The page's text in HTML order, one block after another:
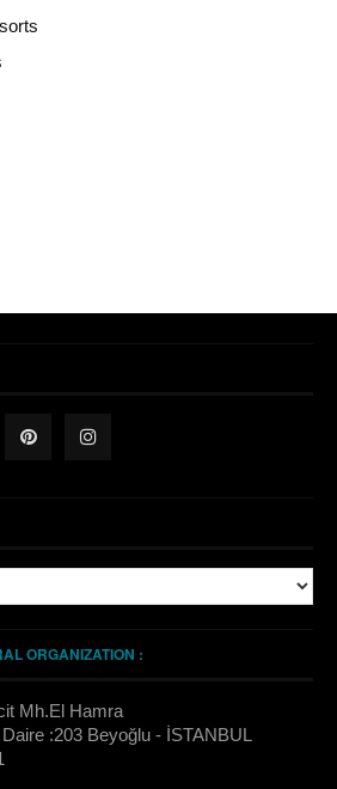
ORGANIZATION :
Mh.El Hamra
:203 Beyoğlu - İSTANBUL